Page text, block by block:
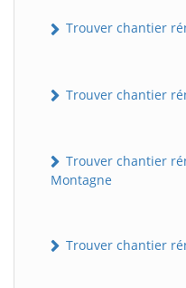
Trouver chantier
Trouver chantier
Trouver chantier
Montagne
Trouver chantier